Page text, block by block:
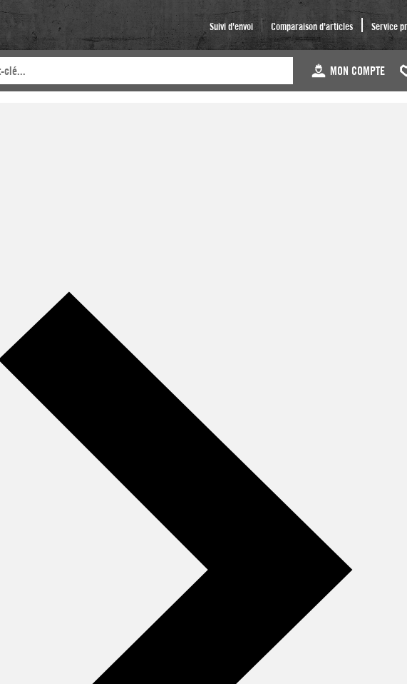
Suivi d'envoi Comparaison d'articles Service
MON COMPTE